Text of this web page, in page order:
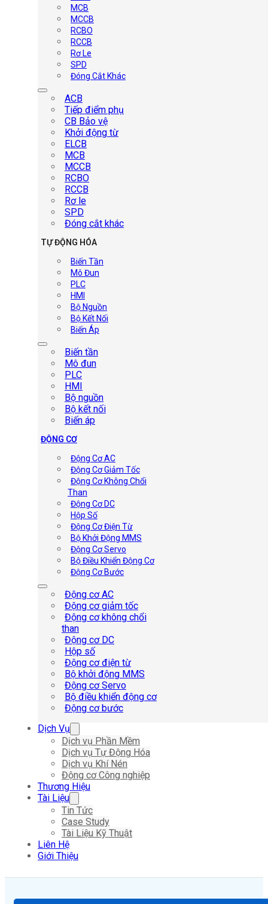
MCB
MCCB
RCBO
RCCB
Rơ Le
SPD
Đóng Cắt Khác
ACB
Tiếp điểm phụ
CB Bảo vệ
Khởi động từ
ELCB
MCB
MCCB
RCBO
RCCB
Rơ le
SPD
Đóng cắt khác
TỰ ĐỘNG HÓA
Biến Tần
Mô Đun
PLC
HMI
Bộ Nguồn
Bộ Kết Nối
Biến Áp
Biến tần
Mô đun
PLC
HMI
Bộ nguồn
Bộ kết nối
Biến áp
ĐỘNG CƠ
Động Cơ AC
Động Cơ Giảm Tốc
Động Cơ Không Chổi
Than
Động Cơ DC
Hộp Số
Động Cơ Điện Từ
Bộ Khởi Động MMS
Động Cơ Servo
Bộ Điều Khiển Động Cơ
Động Cơ Bước
Động cơ AC
Động cơ giảm tốc
Động cơ không chổi
than
Động cơ DC
Hộp số
Động cơ điện từ
Bộ khởi động MMS
Động cơ Servo
Bộ điều khiển động cơ
Động cơ bước
Dịch Vụ
Dịch vụ Phần Mềm
Dịch vụ Tự Động Hóa
Dịch vụ Khí Nén
Động cơ Công nghiệp
Thương Hiệu
Tài Liệu
Tin Tức
Case Study
Tài Liệu Kỹ Thuật
Liên Hệ
Giới Thiệu